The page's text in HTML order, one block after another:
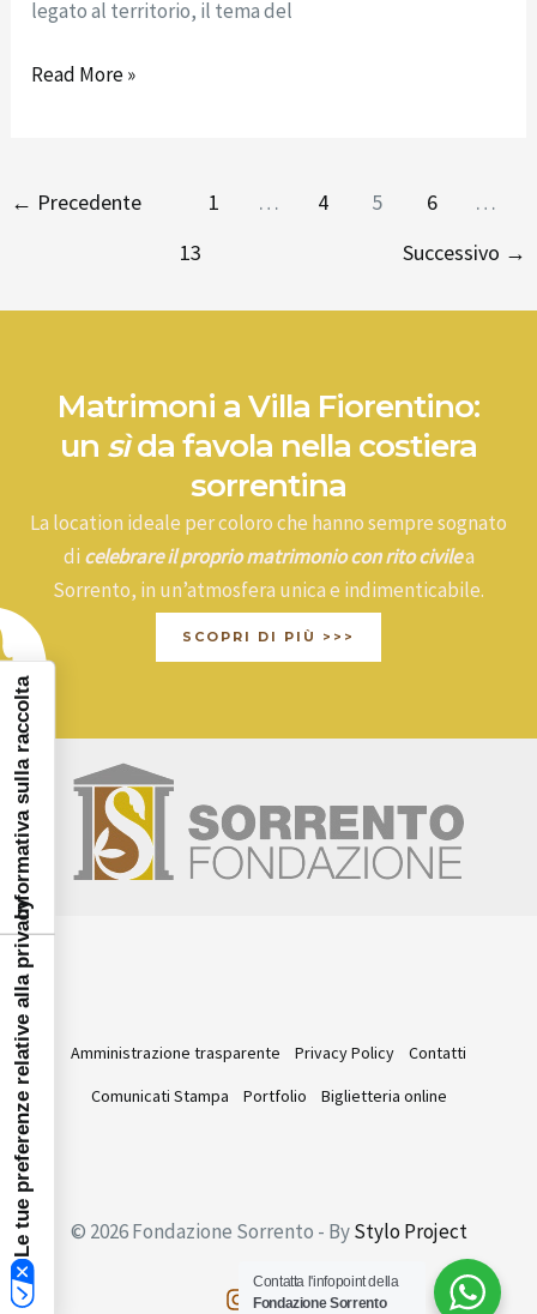
legato al territorio, il tema del
Read More »
← Precedente 1 … 4 5 6
…
13
Successivo →
Matrimoni a Villa Fiorentino:
un sìda favola nella costiera
sorrentina
La location ideale per coloro che hanno sempre sognato
di celebrare il proprio matrimonio con rito civilea
Sorrento, in un’atmosfera unica e indimenticabile.
SCOPRI DI PIÙ >>>
Amministrazione trasparente Privacy Policy
Contatti
Comunicati Stampa
Portfolio Biglietteria online
© 2026 Fondazione Sorrento - ByStylo Project
Contatta l'infopoint della
Fondazione Sorrento
Le tue preferenze relative alla privacy
Informativa sulla raccolta